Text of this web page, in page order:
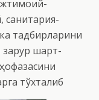
санитария-
тадбирларини
зарур шарт-
тўхталиб